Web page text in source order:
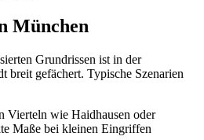
München
Grundrissen ist in der
breit gefächert. Typische Szenarien
Vierteln wie Haidhausen oder
Maße bei kleinen Eingriffen